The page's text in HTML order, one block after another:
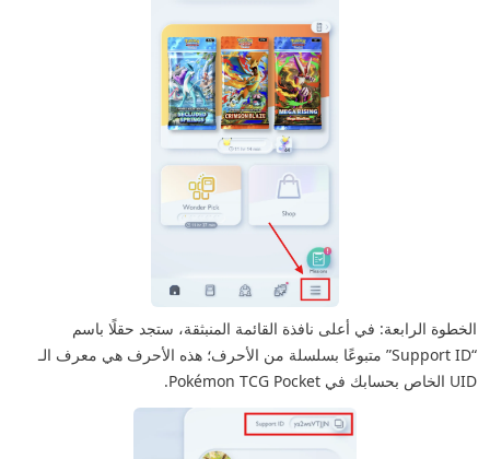
الخطوة الرابعة: في أعلى نافذة القائمة المنبثقة، ستجد حقلًا باسم
“Support ID” متبوعًا بسلسلة من الأحرف؛ هذه الأحرف هي معرف الـ
UID الخاص بحسابك في Pokémon TCG Pocket.